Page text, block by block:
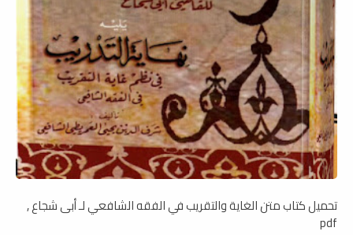
تحميل كتاب متن الغاية والتقريب في الفقه الشافعي لـ أبى شجاع ,
pdf